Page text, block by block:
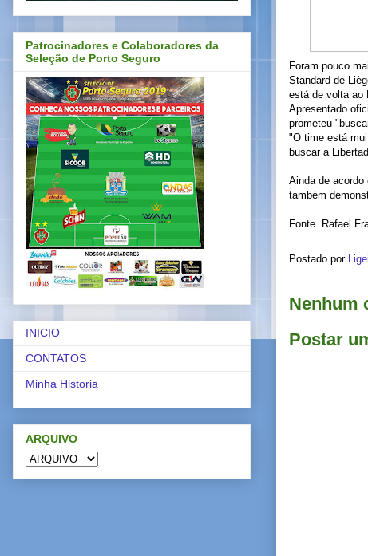
Foram pouco
Standard de
está de volta ao
Apresentado
prometeu
"O time está
buscar a
Ainda de acordo
também
Fonte Rafael
Postado por
Nenhum
Postar
Patrocinadores e Colaboradores da
Seleção de Porto Seguro
INICIO
CONTATOS
Minha Historia
ARQUIVO